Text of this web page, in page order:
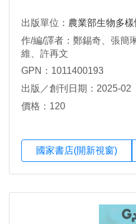
出版單位： 農業部生物多
作/編/譯者：鄭錫奇、張簡
維、許再文
GPN：1011400193
出版／創刊日期：2025-02
價格：120
國家書店(開新視窗)